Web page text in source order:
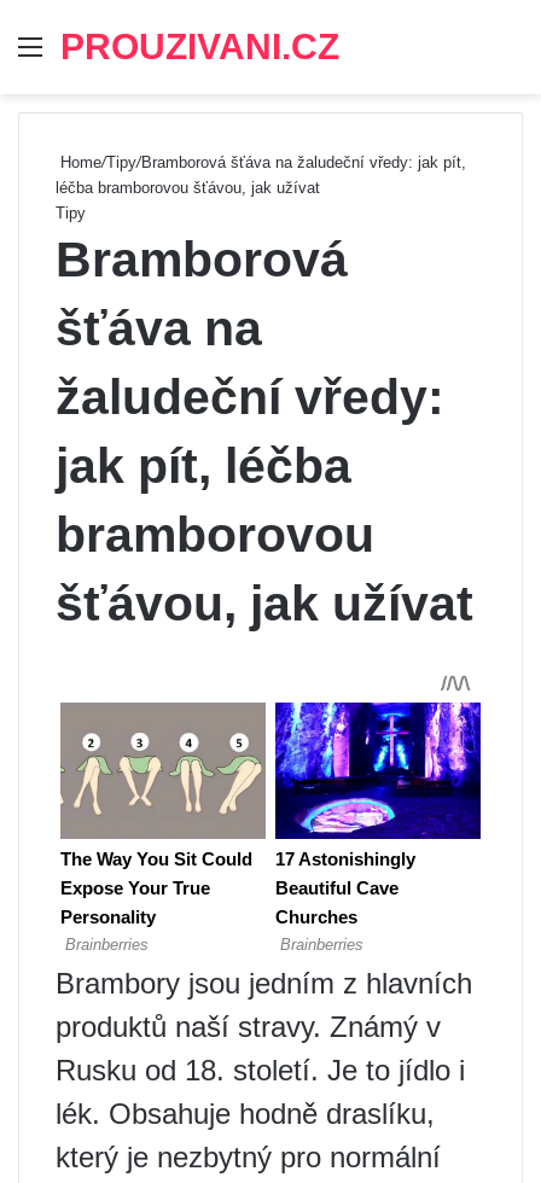
Menu
PROUZIVANI.CZ
Home/Tipy/Bramborová šťáva na žaludeční vředy: jak pít,
léčba bramborovou šťávou, jak užívat
Tipy
Bramborová
šťáva na
žaludeční vředy:
jak pít, léčba
bramborovou
šťávou, jak užívat
Brambory jsou jedním z hlavních
produktů naší stravy. Známý v
Rusku od 18. století. Je to jídlo i
lék. Obsahuje hodně draslíku,
který je nezbytný pro normální